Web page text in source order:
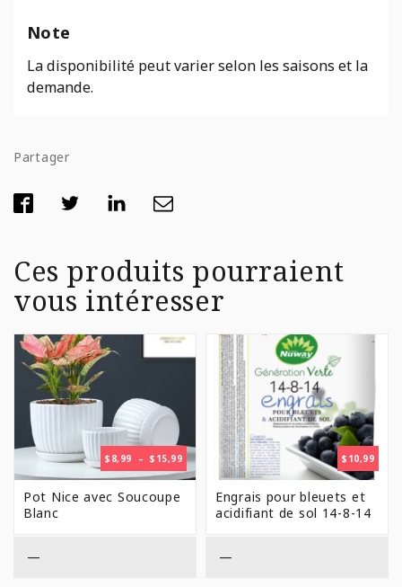
Note
La disponibilité peut varier selon les saisons et la
demande.
Partager
Ces produits pourraient
vous intéresser
$ 8,99 – $ 15,99PLAGE
DE
Pot Nice avec Soucoupe
Blanc
—
$ 10,99
Engrais pour bleuets et
acidifiant de sol 14-8-14
—